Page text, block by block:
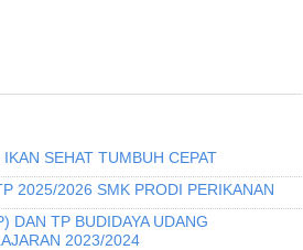
SEHAT TUMBUH CEPAT
2025/2026 SMK PRODI PERIKANAN
DAN TP BUDIDAYA UDANG
2023/2024